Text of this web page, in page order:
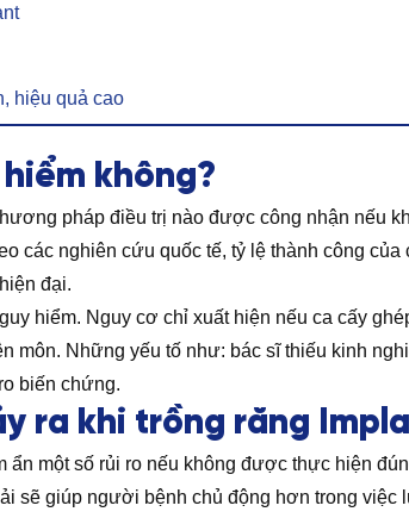
hiệu quả cao
không?
pháp điều trị nào được công nhận nếu
các nghiên cứu quốc tế, tỷ lệ thành công
đại.
hiểm. Nguy cơ chỉ xuất hiện nếu ca cấy
môn. Những yếu tố như: bác sĩ thiếu kinh
biến chứng.
ra khi trồng răng
ẩn một số rủi ro nếu không được thực hiện
sẽ giúp người bệnh chủ động hơn trong